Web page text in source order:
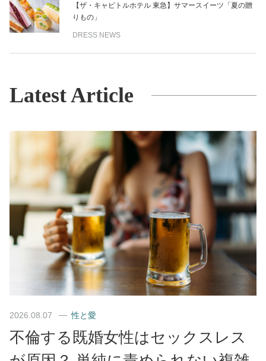
【ザ・キャピトルホテル 東急】サマースイーツ「夏の贈
りもの」
DRESS NEWS
Latest Article
2026.08.07 性と愛
不倫する既婚女性はセックスレス